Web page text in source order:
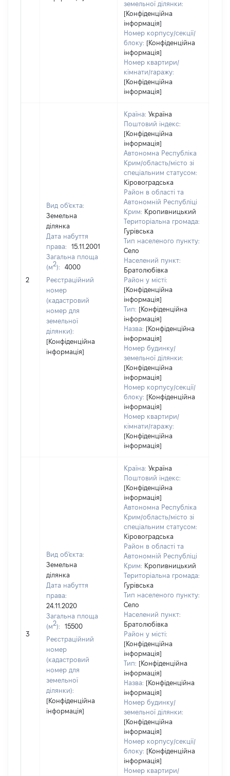
земельної ділянки:
[Конфіденційна
інформація]
Номер корпусу/секції/
блоку: [Конфіденційна
інформація]
Номер квартири/
кімнати/гаражу:
[Конфіденційна
інформація]
2
Вид об'єкта:
Земельна
ділянка
Дата набуття
права:
15.11.2001
Загальна площа
(м2):
4000
Реєстраційний
номер
(кадастровий
номер для
земельної
ділянки):
[Конфіденційна
інформація]
Країна: Україна
Поштовий індекс:
[Конфіденційна
інформація]
Автономна Республіка
Крим/область/місто зі
спеціальним статусом:
Кіровоградська
Район в області та
Автономній Республіці
Крим: Кропивницький
Територіальна громада:
Гурівська
Тип населеного пункту:
Село
Населений пункт:
Братолюбівка
Район у місті:
[Конфіденційна
інформація]
Тип: [Конфіденційна
інформація]
Назва: [Конфіденційна
інформація]
Номер будинку/
земельної ділянки:
[Конфіденційна
інформація]
Номер корпусу/секції/
блоку: [Конфіденційна
інформація]
Номер квартири/
кімнати/гаражу:
[Конфіденційна
інформація]
3
Вид об'єкта:
Земельна
ділянка
Дата набуття
права:
24.11.2020
Загальна площа
(м2):
15500
Реєстраційний
номер
(кадастровий
номер для
земельної
ділянки):
[Конфіденційна
інформація]
Країна: Україна
Поштовий індекс:
[Конфіденційна
інформація]
Автономна Республіка
Крим/область/місто зі
спеціальним статусом:
Кіровоградська
Район в області та
Автономній Республіці
Крим: Кропивницький
Територіальна громада:
Гурівська
Тип населеного пункту:
Село
Населений пункт:
Братолюбівка
Район у місті:
[Конфіденційна
інформація]
Тип: [Конфіденційна
інформація]
Назва: [Конфіденційна
інформація]
Номер будинку/
земельної ділянки:
[Конфіденційна
інформація]
Номер корпусу/секції/
блоку: [Конфіденційна
інформація]
Номер квартири/